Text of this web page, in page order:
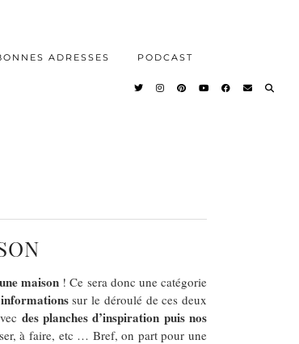
ADRESSES PODCAST
maison ! Ce sera donc une catégorie
informationssur le déroulé de ces deux
des planches d’inspiration puis nos
à faire, etc … Bref, on part pour une